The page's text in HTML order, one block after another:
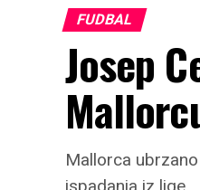
FUDBAL
Josep
Mallorca
ispadanja iz lige.